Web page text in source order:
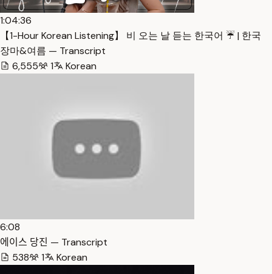
1:04:36
【1-Hour Korean Listening】 비 오는 날 듣는 한국어 ☔️ | 한국
장마&여름 — Transcript
6,555
1 Korean
6:08
에이스 당진 — Transcript
538
1 Korean